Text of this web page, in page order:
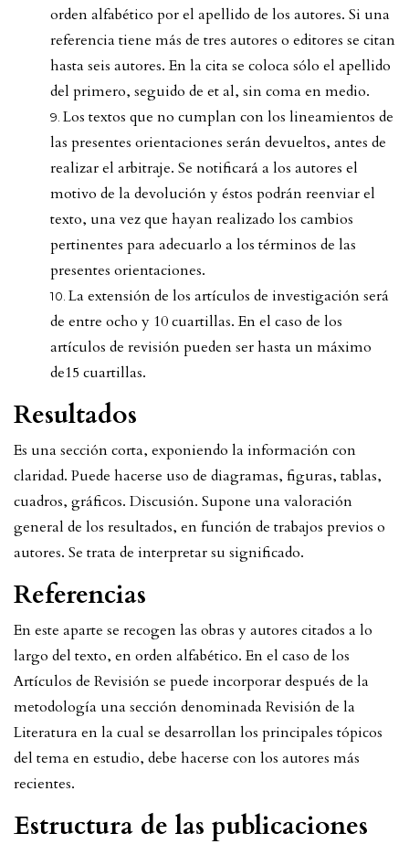
orden alfabético por el apellido de los autores. Si una
referencia tiene más de tres autores o editores se citan
hasta seis autores. En la cita se coloca sólo el apellido
del primero, seguido de et al, sin coma en medio.
Los textos que no cumplan con los lineamientos de
las presentes orientaciones serán devueltos, antes de
realizar el arbitraje. Se notificará a los autores el
motivo de la devolución y éstos podrán reenviar el
texto, una vez que hayan realizado los cambios
pertinentes para adecuarlo a los términos de las
presentes orientaciones.
La extensión de los artículos de investigación será
de entre ocho y 10 cuartillas. En el caso de los
artículos de revisión pueden ser hasta un máximo
de15 cuartillas.
Resultados
Es una sección corta, exponiendo la información con
claridad. Puede hacerse uso de diagramas, figuras, tablas,
cuadros, gráficos. Discusión. Supone una valoración
general de los resultados, en función de trabajos previos o
autores. Se trata de interpretar su significado.
Referencias
En este aparte se recogen las obras y autores citados a lo
largo del texto, en orden alfabético. En el caso de los
Artículos de Revisión se puede incorporar después de la
metodología una sección denominada Revisión de la
Literatura en la cual se desarrollan los principales tópicos
del tema en estudio, debe hacerse con los autores más
recientes.
Estructura de las publicaciones